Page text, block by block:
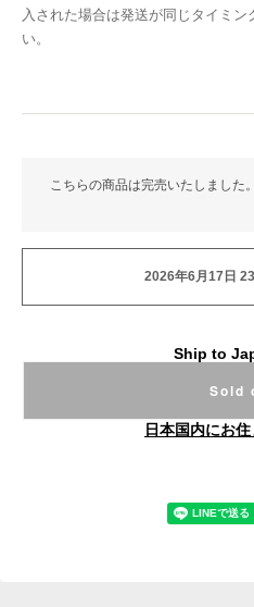
入された場合は発送が同じタイミ
い。
こちらの商品は完売いたしました
2026年6月17日
Ship to
Sold
日本国内にお